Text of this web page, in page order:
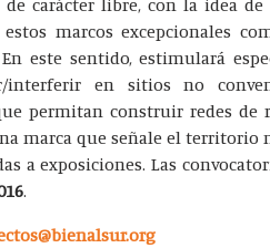
marcos excepcionales
este sentido, estimulará
interferir en sitios no
permitan construir redes de
marca que señale el territorio
a exposiciones. Las
.